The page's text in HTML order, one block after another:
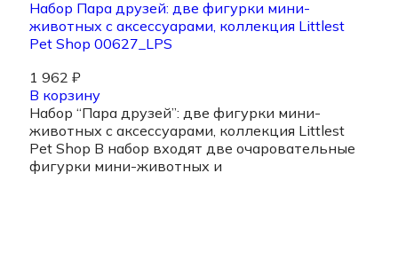
Набор Пара друзей: две фигурки мини-
животных с аксессуарами, коллекция Littlest
Pet Shop 00627_LPS
1 962 ₽
В корзину
Набор “Пара друзей”: две фигурки мини-
животных с аксессуарами, коллекция Littlest
Pet Shop В набор входят две очаровательные
фигурки мини-животных и